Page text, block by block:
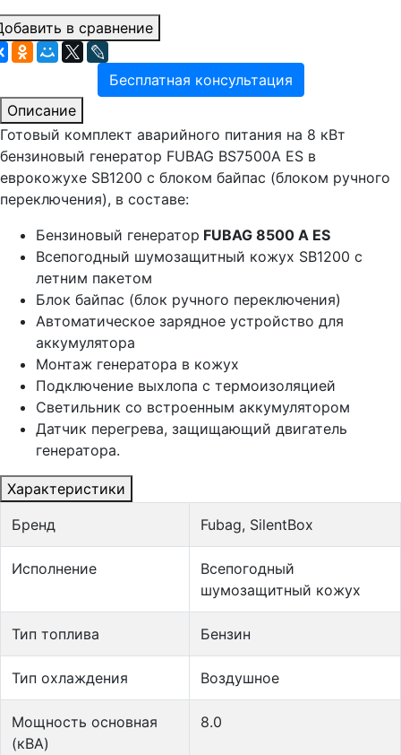
в сравнение
Бесплатная консультация
Описание
Готовый комплект аварийного питания на 8 кВт
бензиновый генератор FUBAG BS7500A ES в
еврокожухе SB1200 с блоком байпас (блоком ручного
переключения), в составе:
Бензиновый генератор FUBAG 8500 A ES
Всепогодный шумозащитный кожух SB1200 с
летним пакетом
Блок байпас (блок ручного переключения)
Автоматическое зарядное устройство для
аккумулятора
Монтаж генератора в кожух
Подключение выхлопа с термоизоляцией
Светильник со встроенным аккумулятором
Датчик перегрева, защищающий двигатель
генератора.
Характеристики
Бренд
Fubag, SilentBox
Исполнение
Всепогодный
шумозащитный кожух
Тип топлива Бензин
Тип охлаждения Воздушное
Мощность основная
(кВА)
8.0